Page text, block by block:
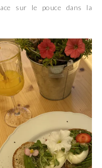
sur le pouce dans la